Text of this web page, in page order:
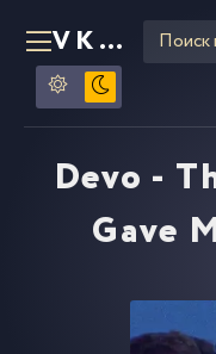
VKLIPE
Devo -
Gave